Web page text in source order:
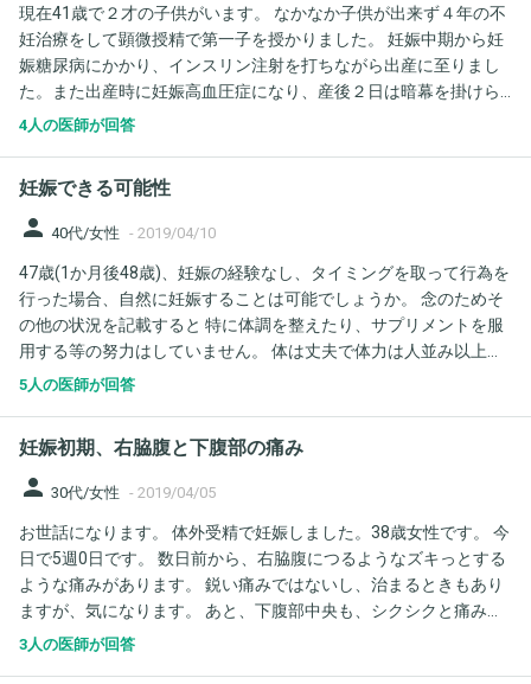
現在41歳で２才の子供がいます。 なかなか子供が出来ず４年の不
妊治療をして顕微授精で第一子を授かりました。 妊娠中期から妊
娠糖尿病にかかり、インスリン注射を打ちながら出産に至りまし
た。また出産時に妊娠高血圧症になり、産後２日は暗幕を掛けら
れ病室で絶対安静状態でした。現在は血圧に全く問題ありませ
が高いなら諦めるかまだ気持ちが揺れています。 現在ＢＭＩ27で
体重も落とさないといけないですよね？Ha1cは6.1でした。 一度
4人の医師が回答
妊娠できる可能性
person 40代/女性 - 2019/04/10
47歳(1か月後48歳)、妊娠の経験なし、タイミングを取って行為を
行った場合、自然に妊娠することは可能でしょうか。 念のためそ
の他の状況を記載すると 特に体調を整えたり、サプリメントを服
用する等の努力はしていません。 体は丈夫で体力は人並み以上に
あります。 子宮筋腫は小さいものはありますが問題になるほどで
しているわけではないのですが、可能性としては0でないとしても
どのくらいかるのかなと思いご質問しました。 宜しくお願い致し
5人の医師が回答
妊娠初期、右脇腹と下腹部の痛み
person 30代/女性 - 2019/04/05
お世話になります。 体外受精で妊娠しました。38歳女性です。 今
日で5週0日です。 数日前から、右脇腹につるようなズキっとする
ような痛みがあります。 鋭い痛みではないし、治まるときもあり
ますが、気になります。 あと、下腹部中央も、シクシクと痛みま
す。 出血はしていません。 今日は注射の日だったので、病院で聞
3人の医師が回答